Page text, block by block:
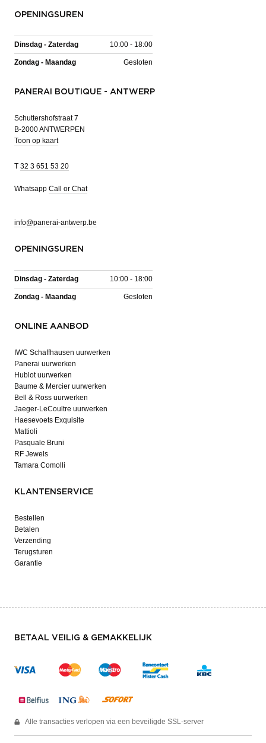
OPENINGSUREN
Dinsdag - Zaterdag 10:00 - 18:00
Zondag - Maandag Gesloten
PANERAI BOUTIQUE - ANTWERP
Schuttershofstraat 7
B-2000 ANTWERPEN
Toon op kaart
T 32 3 651 53 20
Whatsapp Call or Chat
info@panerai-antwerp.be
OPENINGSUREN
Dinsdag - Zaterdag 10:00 - 18:00
Zondag - Maandag Gesloten
ONLINE AANBOD
IWC Schaffhausen uurwerken
Panerai uurwerken
Hublot uurwerken
Baume & Mercier uurwerken
Bell & Ross uurwerken
Jaeger-LeCoultre uurwerken
Haesevoets Exquisite
Mattioli
Pasquale Bruni
RF Jewels
Tamara Comolli
KLANTENSERVICE
Bestellen
Betalen
Verzending
Terugsturen
Garantie
BETAAL VEILIG & GEMAKKELIJK
Alle transacties verlopen via een beveiligde SSL-server